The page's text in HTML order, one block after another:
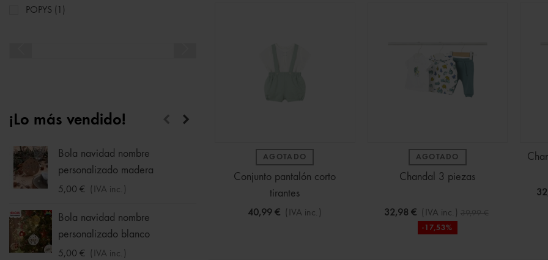
POPYS
¡Lo más vendido!
Bola navidad nombre
personalizado madera
5,00 € (IVA inc.)
Bola navidad nombre
personalizado blanco
5,00 € (IVA inc.)
Calcetines Bluey Surtidos
1,75 € (IVA inc.) 2,50 €
Hucha CAJA FUERTE colores
AGOTADO
Conjunto pantalón corto
tirantes
40,99 € (IVA inc.)
AGOTADO
Chandal 3 piezas
32,98 € (IVA inc.) 39,99 €
-17,53%